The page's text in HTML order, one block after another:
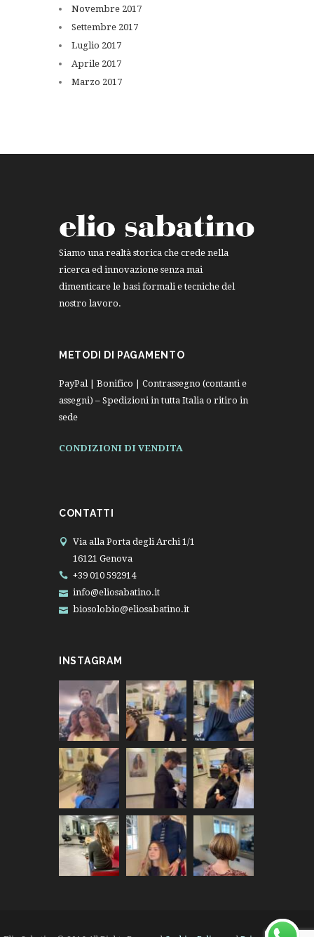
Novembre 2017
Settembre 2017
Luglio 2017
Aprile 2017
Marzo 2017
Siamo una realtà storica che crede nella
ricerca ed innovazione senza mai
dimenticare le basi formali e tecniche del
nostro lavoro.
METODI DI PAGAMENTO
PayPal | Bonifico | Contrassegno (contanti e
assegni) – Spedizioni in tutta Italia o ritiro in
sede
CONDIZIONI DI VENDITA
CONTATTI
Via alla Porta degli Archi 1/1
16121 Genova
+39 010 592914
info@eliosabatino.it
biosolobio@eliosabatino.it
INSTAGRAM